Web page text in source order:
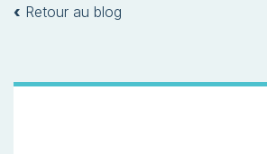
‹ Retour au blog